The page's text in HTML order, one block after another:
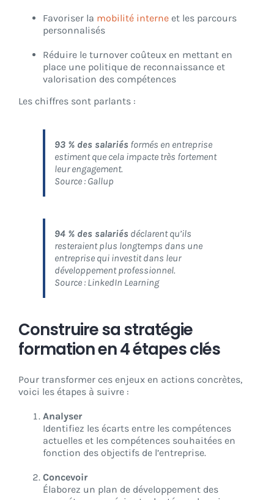
Favoriser la mobilité interne et les parcours
personnalisés
Réduire le turnover coûteux en mettant en
place une politique de reconnaissance et
valorisation des compétences
Les chiffres sont parlants :
93 % des salariés formés en entreprise
estiment que cela impacte très fortement
leur engagement.
Source : Gallup
94 % des salariés déclarent qu’ils
resteraient plus longtemps dans une
entreprise qui investit dans leur
développement professionnel.
Source : LinkedIn Learning
Construire sa stratégie
formation en 4 étapes clés
Pour transformer ces enjeux en actions concrètes,
voici les étapes à suivre :
Analyser
Identifiez les écarts entre les compétences
actuelles et les compétences souhaitées en
fonction des objectifs de l’entreprise.
Concevoir
Élaborez un plan de développement des